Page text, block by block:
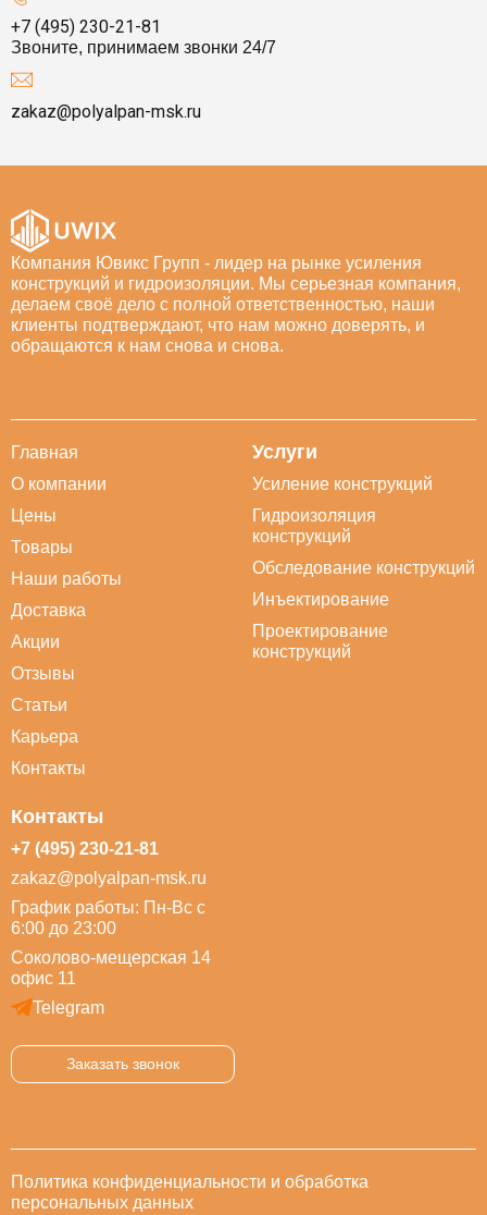
+7 (495) 230-21-81
Звоните, принимаем звонки 24/7
zakaz@polyalpan-msk.ru
Компания Ювикс Групп - лидер на рынке усиления
конструкций и гидроизоляции. Мы серьезная компания,
делаем своё дело с полной ответственностью, наши
клиенты подтверждают, что нам можно доверять, и
обращаются к нам снова и снова.
Главная
О компании
Цены
Товары
Наши работы
Доставка
Акции
Отзывы
Статьи
Карьера
Контакты
Услуги
Усиление конструкций
Гидроизоляция
конструкций
Обследование конструкций
Инъектирование
Проектирование
конструкций
Контакты
+7 (495) 230-21-81
zakaz@polyalpan-msk.ru
График работы: Пн-Вс с
6:00 до 23:00
Соколово-мещерская 14
офис 11
Telegram
Заказать звонок
Политика конфиденциальности и обработка
персональных данных